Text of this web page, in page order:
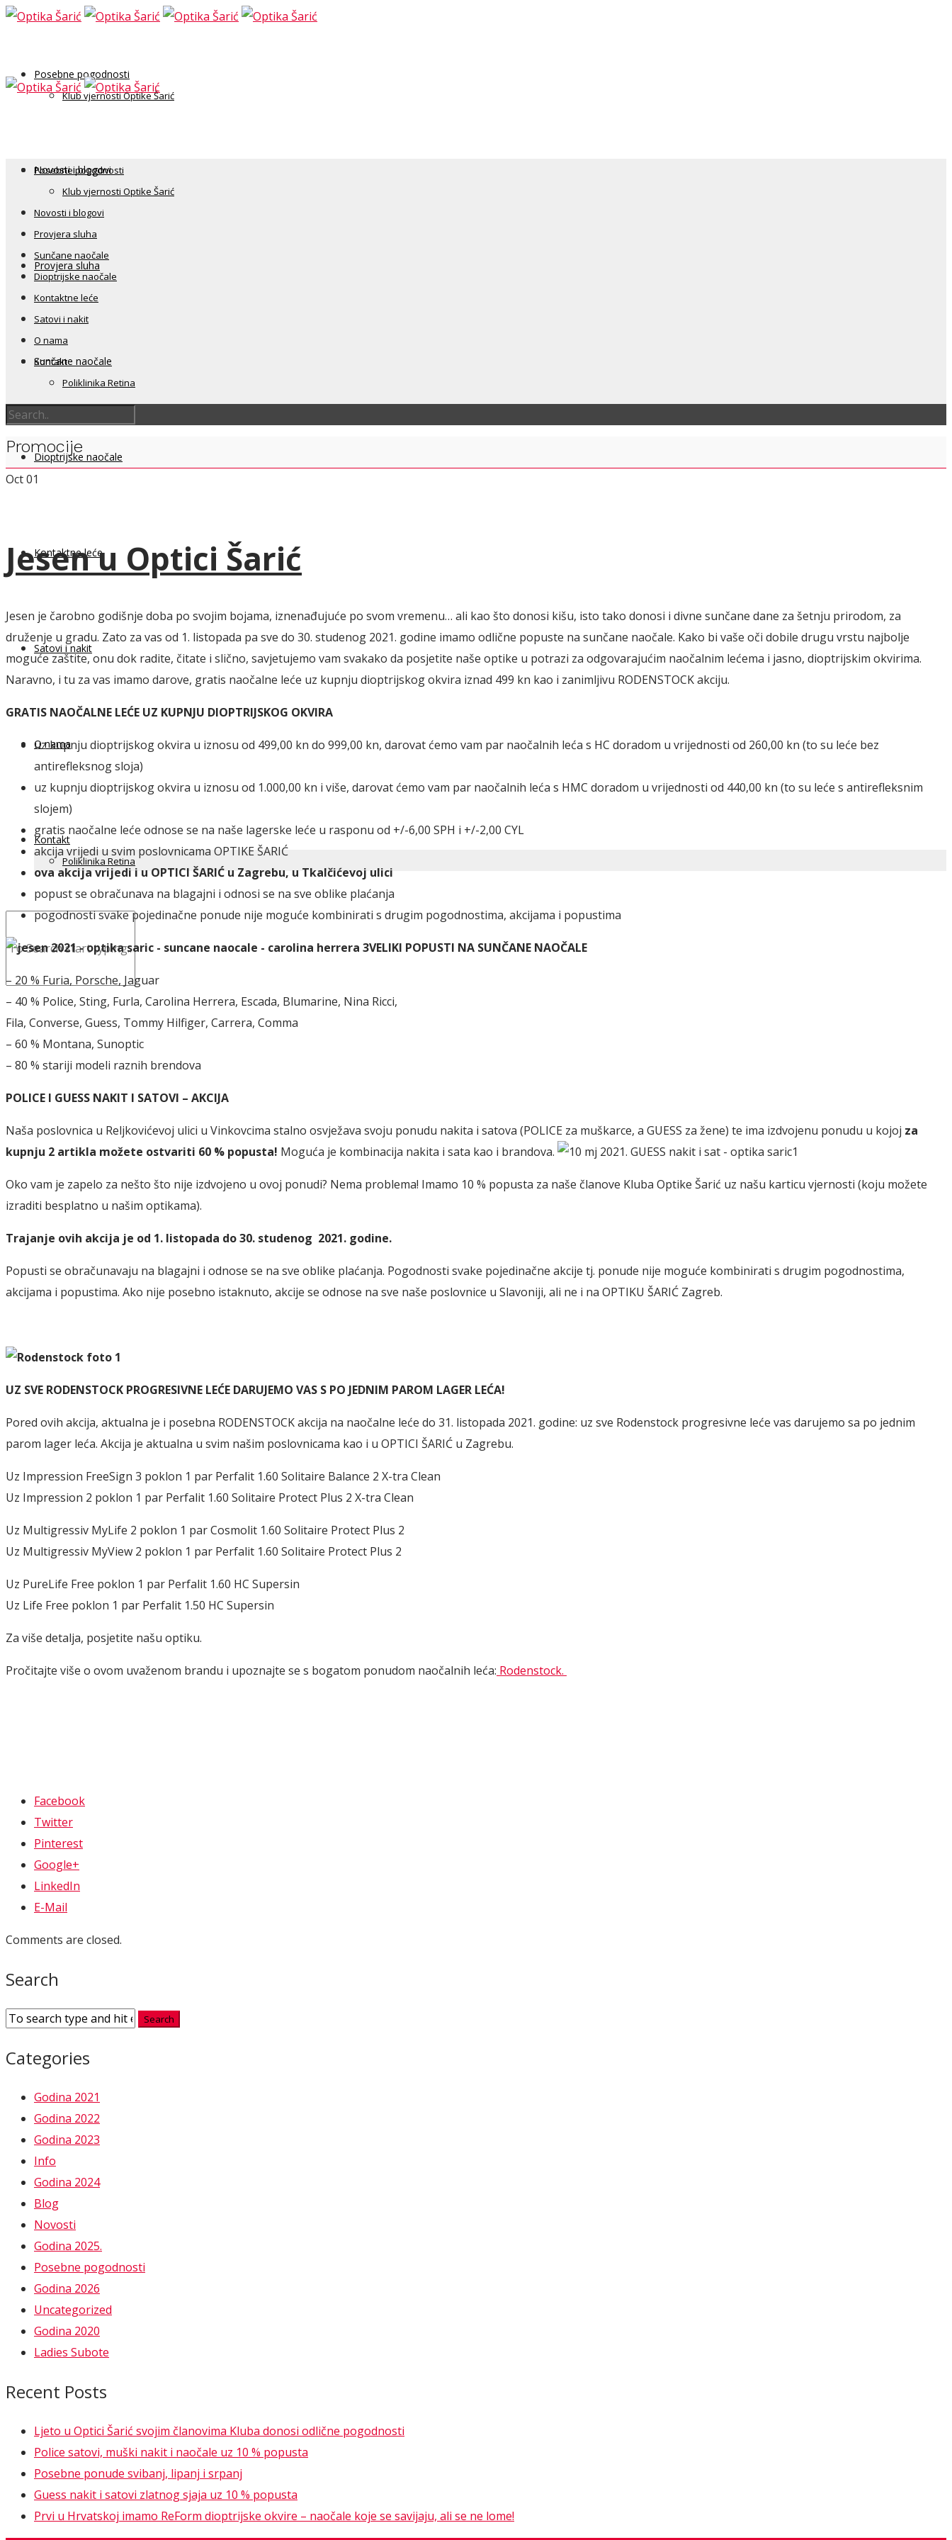
Posebne pogodnosti
Klub vjernosti Optike Šarić
Novosti i blogovi
Provjera sluha
Sunčane naočale
Dioptrijske naočale
Kontaktne leće
Satovi i nakit
O nama
Kontakt
Poliklinika Retina
Posebne pogodnosti
Klub vjernosti Optike Šarić
Novosti i blogovi
Provjera sluha
Sunčane naočale
Dioptrijske naočale
Kontaktne leće
Satovi i nakit
O nama
Kontakt
Poliklinika Retina
Promocije
Oct01
Jesen u Optici Šarić
Jesen je čarobno godišnje doba po svojim bojama, iznenađujuće po svom vremenu… ali kao što donosi kišu, isto tako donosi i divne sunčane dane za šetnju prirodom, za
druženje u gradu. Zato za vas od 1. listopada pa sve do 30. studenog 2021. godine imamo odlične popuste na sunčane naočale. Kako bi vaše oči dobile drugu vrstu najbolje
moguće zaštite, onu dok radite, čitate i slično, savjetujemo vam svakako da posjetite naše optike u potrazi za odgovarajućim naočalnim lećema i jasno, dioptrijskim okvirima.
Naravno, i tu za vas imamo darove, gratis naočalne leće uz kupnju dioptrijskog okvira iznad 499 kn kao i zanimljivu RODENSTOCK akciju.
GRATIS NAOČALNE LEĆE UZ KUPNJU DIOPTRIJSKOG OKVIRA
uz kupnju dioptrijskog okvira u iznosu od 499,00 kn do 999,00 kn, darovat ćemo vam par naočalnih leća s HC doradom u vrijednosti od 260,00 kn (to su leće bez
antirefleksnog sloja)
uz kupnju dioptrijskog okvira u iznosu od 1.000,00 kn i više, darovat ćemo vam par naočalnih leća s HMC doradom u vrijednosti od 440,00 kn (to su leće s antirefleksnim
slojem)
gratis naočalne leće odnose se na naše lagerske leće u rasponu od +/-6,00 SPH i +/-2,00 CYL
akcija vrijedi u svim poslovnicama OPTIKE ŠARIĆ
ova akcija vrijedi i u OPTICI ŠARIĆ u Zagrebu, u Tkalčićevoj ulici
popust se obračunava na blagajni i odnosi se na sve oblike plaćanja
pogodnosti svake pojedinačne ponude nije moguće kombinirati s drugim pogodnostima, akcijama i popustima
VELIKI POPUSTI NA SUNČANE NAOČALE
– 20 % Furia, Porsche, Jaguar
– 40 % Police, Sting, Furla, Carolina Herrera, Escada, Blumarine, Nina Ricci,
Fila, Converse, Guess, Tommy Hilfiger, Carrera, Comma
– 60 % Montana, Sunoptic
– 80 % stariji modeli raznih brendova
POLICE I GUESS NAKIT I SATOVI – AKCIJA
Naša poslovnica u Reljkovićevoj ulici u Vinkovcima stalno osvježava svoju ponudu nakita i satova (POLICE za muškarce, a GUESS za žene) te ima izdvojenu ponudu u kojoj za
kupnju 2 artikla možete ostvariti 60 % popusta! Moguća je kombinacija nakita i sata kao i brandova.
Oko vam je zapelo za nešto što nije izdvojeno u ovoj ponudi? Nema problema! Imamo 10 % popusta za naše članove Kluba Optike Šarić uz našu karticu vjernosti (koju možete
izraditi besplatno u našim optikama).
Trajanje ovih akcija je od 1. listopada do 30. studenog 2021. godine.
Popusti se obračunavaju na blagajni i odnose se na sve oblike plaćanja. Pogodnosti svake pojedinačne akcije tj. ponude nije moguće kombinirati s drugim pogodnostima,
akcijama i popustima. Ako nije posebno istaknuto, akcije se odnose na sve naše poslovnice u Slavoniji, ali ne i na OPTIKU ŠARIĆ Zagreb.
UZ SVE RODENSTOCK PROGRESIVNE LEĆE DARUJEMO VAS S PO JEDNIM PAROM LAGER LEĆA!
Pored ovih akcija, aktualna je i posebna RODENSTOCK akcija na naočalne leće do 31. listopada 2021. godine: uz sve Rodenstock progresivne leće vas darujemo sa po jednim
parom lager leća. Akcija je aktualna u svim našim poslovnicama kao i u OPTICI ŠARIĆ u Zagrebu.
Uz Impression FreeSign 3 poklon 1 par Perfalit 1.60 Solitaire Balance 2 X-tra Clean
Uz Impression 2 poklon 1 par Perfalit 1.60 Solitaire Protect Plus 2 X-tra Clean
Uz Multigressiv MyLife 2 poklon 1 par Cosmolit 1.60 Solitaire Protect Plus 2
Uz Multigressiv MyView 2 poklon 1 par Perfalit 1.60 Solitaire Protect Plus 2
Uz PureLife Free poklon 1 par Perfalit 1.60 HC Supersin
Uz Life Free poklon 1 par Perfalit 1.50 HC Supersin
Za više detalja, posjetite našu optiku.
Pročitajte više o ovom uvaženom brandu i upoznajte se s bogatom ponudom naočalnih leća: Rodenstock.
Facebook
Twitter
Pinterest
Google+
LinkedIn
E-Mail
Comments are closed.
Search
Categories
Godina 2021
Godina 2022
Godina 2023
Info
Godina 2024
Blog
Novosti
Godina 2025.
Posebne pogodnosti
Godina 2026
Uncategorized
Godina 2020
Ladies Subote
Recent Posts
Ljeto u Optici Šarić svojim članovima Kluba donosi odlične pogodnosti
Police satovi, muški nakit i naočale uz 10 % popusta
Posebne ponude svibanj, lipanj i srpanj
Guess nakit i satovi zlatnog sjaja uz 10 % popusta
Prvi u Hrvatskoj imamo ReForm dioptrijske okvire – naočale koje se savijaju, ali se ne lome!